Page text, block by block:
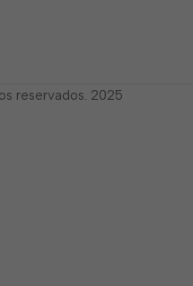
reservados. 2025